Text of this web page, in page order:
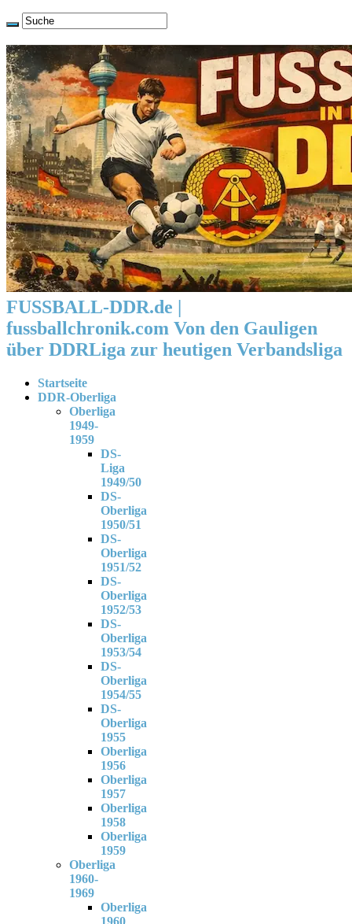
FUSSBALL-DDR.de |
fussballchronik.com Von den Gauligen
über DDRLiga zur heutigen Verbandsliga
Startseite
DDR-Oberliga
Oberliga
1949-
1959
DS-
Liga
1949/50
DS-
Oberliga
1950/51
DS-
Oberliga
1951/52
DS-
Oberliga
1952/53
DS-
Oberliga
1953/54
DS-
Oberliga
1954/55
DS-
Oberliga
1955
Oberliga
1956
Oberliga
1957
Oberliga
1958
Oberliga
1959
Oberliga
1960-
1969
Oberliga
1960